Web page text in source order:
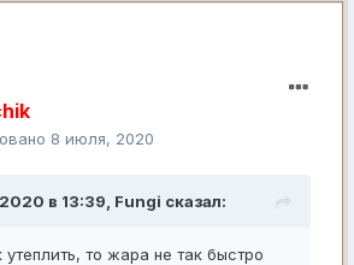
8 июля, 2020
в 13:39, Fungi сказал:
утеплить, то жара не так быстро